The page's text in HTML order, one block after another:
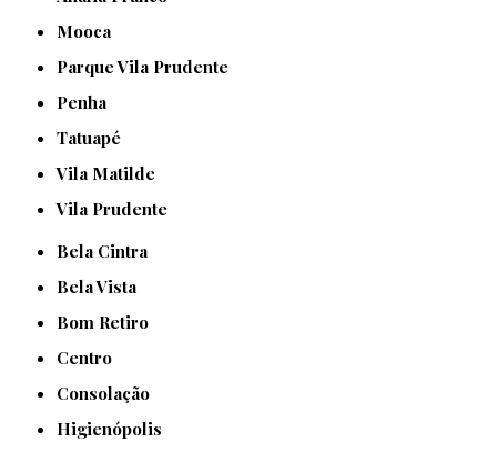
Mooca
Parque Vila Prudente
Penha
Tatuapé
Vila Matilde
Vila Prudente
Bela Cintra
Bela Vista
Bom Retiro
Centro
Consolação
Higienópolis